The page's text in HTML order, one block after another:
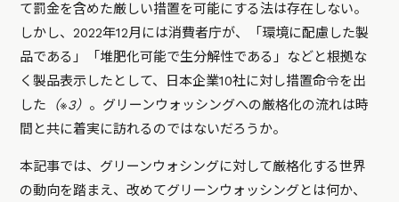
て罰金を含めた厳しい措置を可能にする法は存在しない。
しかし、2022年12月には消費者庁が、「環境に配慮した製
品である」「堆肥化可能で生分解性である」などと根拠な
く製品表示したとして、日本企業10社に対し措置命令を出
した （※3） 。グリーンウォッシングへの厳格化の流れは時
間と共に着実に訪れるのではないだろうか。
本記事では、グリーンウォシングに対して厳格化する世界
の動向を踏まえ、改めてグリーンウォッシングとは何か、